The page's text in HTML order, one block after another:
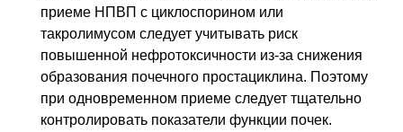
приеме НПВП с циклоспорином или
такролимусом следует учитывать риск
повышенной нефротоксичности из-за снижения
образования почечного простациклина. Поэтому
при одновременном приеме следует тщательно
контролировать показатели функции почек.